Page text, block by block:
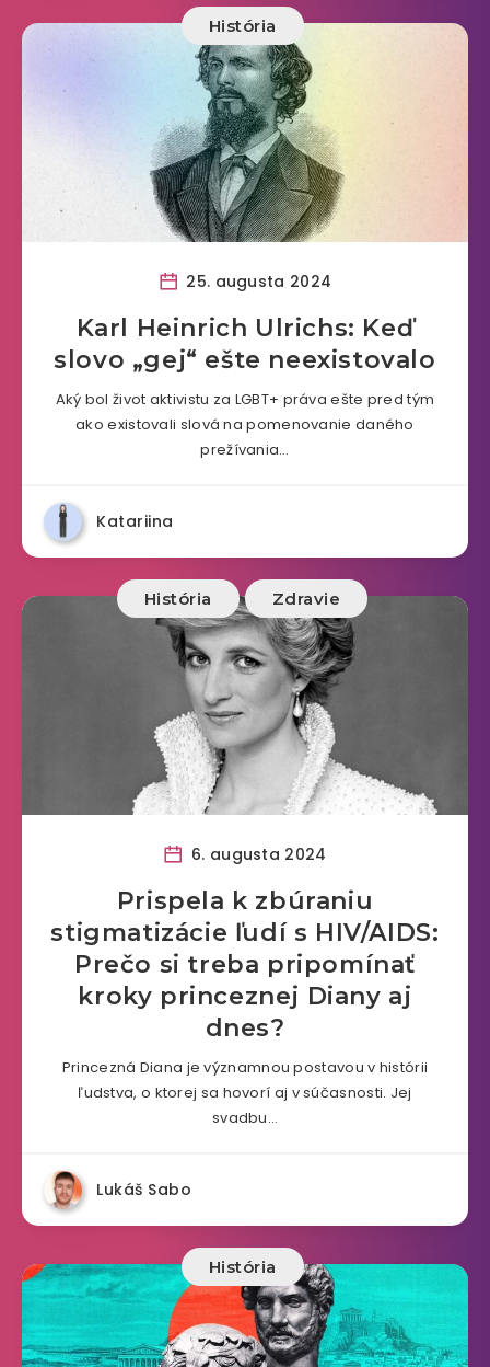
História
25. augusta 2024
Karl Heinrich Ulrichs: Keď
slovo „gej“ ešte neexistovalo
Aký bol život aktivistu za LGBT+ práva ešte pred tým
ako existovali slová na pomenovanie daného
prežívania…
Katariina
História Zdravie
6. augusta 2024
Prispela k zbúraniu
stigmatizácie ľudí s HIV/AIDS:
Prečo si treba pripomínať
kroky princeznej Diany aj
dnes?
Princezná Diana je významnou postavou v histórii
ľudstva, o ktorej sa hovorí aj v súčasnosti. Jej
svadbu…
Lukáš Sabo
História